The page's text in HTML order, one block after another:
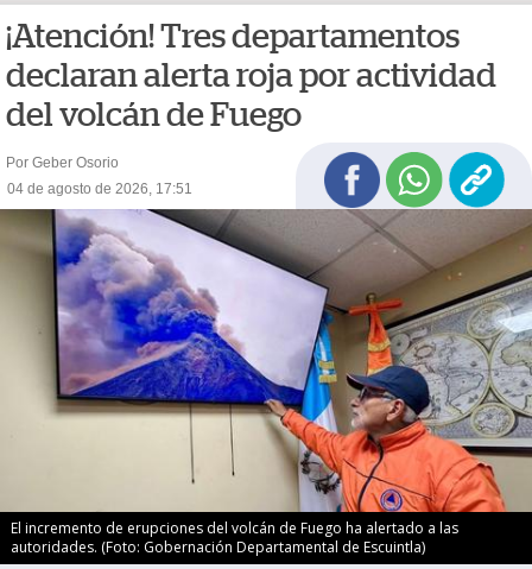
¡Atención! Tres departamentos
declaran alerta roja por actividad
del volcán de Fuego
Por Geber Osorio
04 de agosto de 2026, 17:51
El incremento de erupciones del volcán de Fuego ha alertado a las
autoridades. (Foto: Gobernación Departamental de Escuintla)